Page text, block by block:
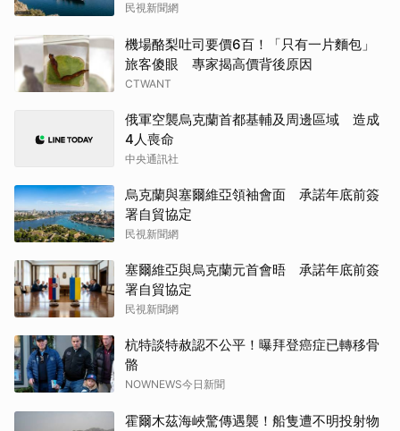
民視新聞網
機場酪梨吐司要價6百！「只有一片麵包」
旅客傻眼 專家揭高價背後原因
CTWANT
俄軍空襲烏克蘭首都基輔及周邊區域 造成
4人喪命
中央通訊社
烏克蘭與塞爾維亞領袖會面 承諾年底前簽
署自貿協定
民視新聞網
塞爾維亞與烏克蘭元首會晤 承諾年底前簽
署自貿協定
民視新聞網
杭特談特赦認不公平！曝拜登癌症已轉移骨
骼
NOWNEWS今日新聞
霍爾木茲海峽驚傳遇襲！船隻遭不明投射物